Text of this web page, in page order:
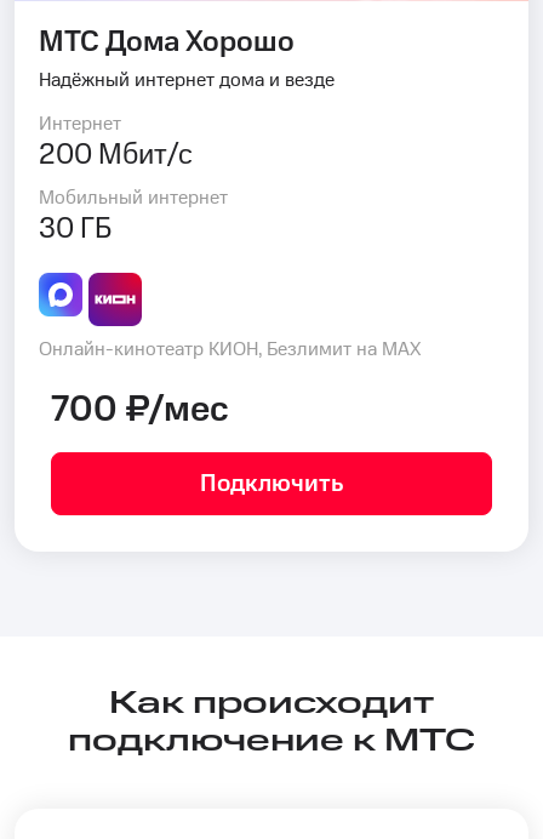
МТС Дома Хорошо
Надёжный интернет дома и везде
Интернет
200 Мбит/с
Мобильный интернет
30 ГБ
Онлайн-кинотеатр КИОН, Безлимит на MAX
700 ₽/мес
Подключить
Как происходит
подключение к МТС